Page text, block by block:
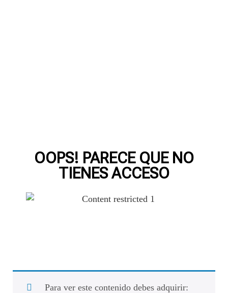
OOPS! PARECE QUE NO
TIENES ACCESO
Para ver este contenido debes adquirir: